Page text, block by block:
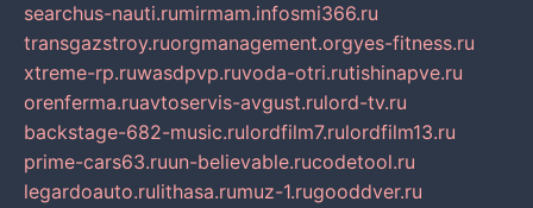
searchus-nauti.rumirmam.infosmi366.ru
transgazstroy.ruorgmanagement.orgyes-fitness.ru
xtreme-rp.ruwasdpvp.ruvoda-otri.rutishinapve.ru
orenferma.ruavtoservis-avgust.rulord-tv.ru
backstage-682-music.rulordfilm7.rulordfilm13.ru
prime-cars63.ruun-believable.rucodetool.ru
legardoauto.rulithasa.rumuz-1.rugooddver.ru